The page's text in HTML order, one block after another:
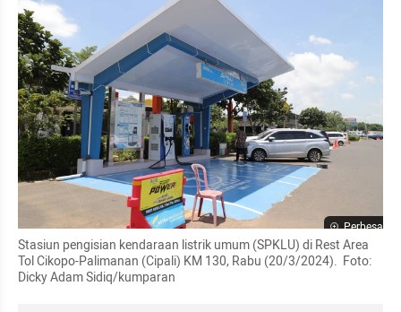
Perbesar
Stasiun pengisian kendaraan listrik umum (SPKLU) di Rest Area
Tol Cikopo-Palimanan (Cipali) KM 130, Rabu (20/3/2024).  Foto:
Dicky Adam Sidiq/kumparan